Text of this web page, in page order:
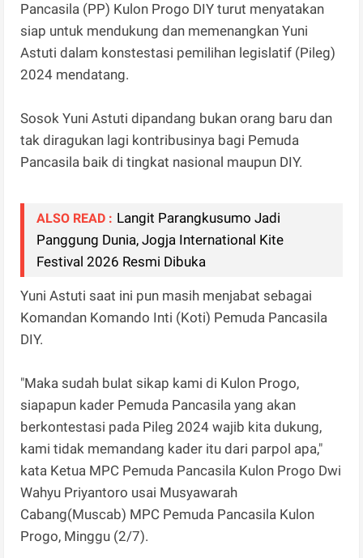
Pancasila (PP) Kulon Progo DIY turut menyatakan
siap untuk mendukung dan memenangkan Yuni
Astuti dalam konstestasi pemilihan legislatif (Pileg)
2024 mendatang.
Sosok Yuni Astuti dipandang bukan orang baru dan
tak diragukan lagi kontribusinya bagi Pemuda
Pancasila baik di tingkat nasional maupun DIY.
ALSO READ : Langit Parangkusumo Jadi
Panggung Dunia, Jogja International Kite
Festival 2026 Resmi Dibuka
Yuni Astuti saat ini pun masih menjabat sebagai
Komandan Komando Inti (Koti) Pemuda Pancasila
DIY.
"Maka sudah bulat sikap kami di Kulon Progo,
siapapun kader Pemuda Pancasila yang akan
berkontestasi pada Pileg 2024 wajib kita dukung,
kami tidak memandang kader itu dari parpol apa,"
kata Ketua MPC Pemuda Pancasila Kulon Progo Dwi
Wahyu Priyantoro usai Musyawarah
Cabang(Muscab) MPC Pemuda Pancasila Kulon
Progo, Minggu (2/7).